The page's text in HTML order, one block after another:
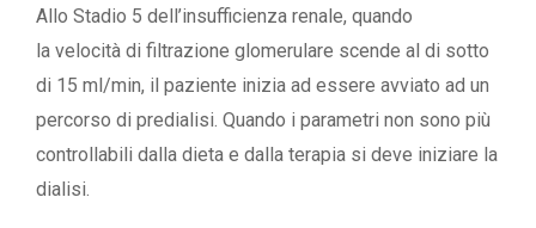
Allo Stadio 5 dell’insufficienza renale, quando
la velocità di filtrazione glomerulare scende al di sotto
di 15 ml/min, il paziente inizia ad essere avviato ad un
percorso di predialisi. Quando i parametri non sono più
controllabili dalla dieta e dalla terapia si deve iniziare la
dialisi.